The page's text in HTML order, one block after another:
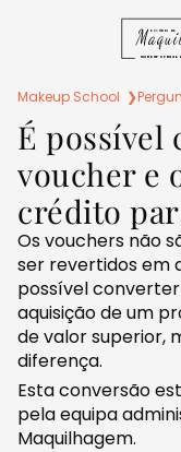
Makeup School ❯
É possível
voucher e
crédito
Os vouchers não
ser revertidos em
possível
aquisição de um
de valor superior,
diferença.
Esta conversão
pela equipa
Maquilhagem.